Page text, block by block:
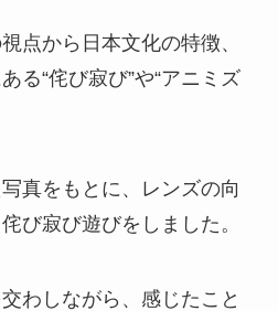
点から日本文化の特徴、
る“侘び寂び”や“アニミズ
真をもとに、レンズの向
び寂び遊びをしました。
わしながら、感じたこと